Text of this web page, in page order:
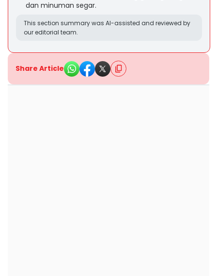
dan minuman segar.
This section summary was AI-assisted and reviewed by
our editorial team.
Share Article